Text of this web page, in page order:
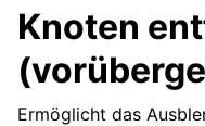
Knoten
Ermöglicht das